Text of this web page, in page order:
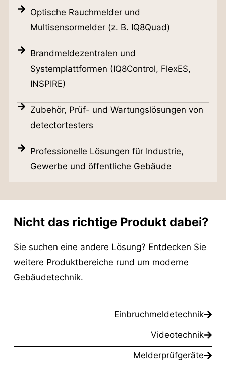
Optische Rauchmelder und
Multisensormelder (z. B. IQ8Quad)
Brandmeldezentralen und
Systemplattformen (IQ8Control, FlexES,
INSPIRE)
Zubehör, Prüf- und Wartungslösungen von
detectortesters
Professionelle Lösungen für Industrie,
Gewerbe und öffentliche Gebäude
Nicht das richtige Produkt dabei?
Sie suchen eine andere Lösung? Entdecken Sie
weitere Produktbereiche rund um moderne
Gebäudetechnik.
Einbruchmeldetechnik
Videotechnik
Melderprüfgeräte